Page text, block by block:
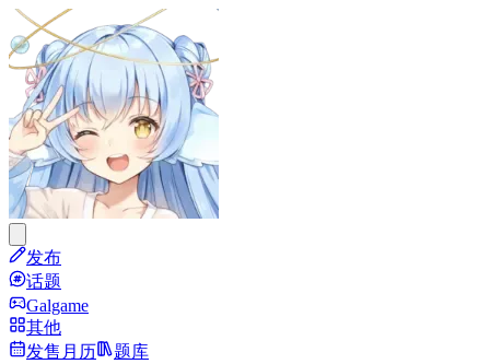
发布
话题
Galgame
其他
发售月历
题库